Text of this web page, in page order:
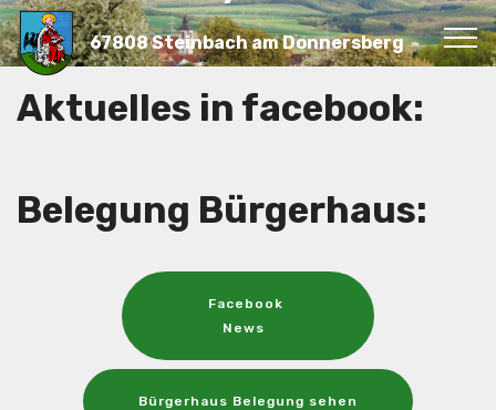
67808 Steinbach am Donnersberg
Aktuelles in facebook:
Belegung Bürgerhaus:
Facebook
News
Bürgerhaus Belegung sehen